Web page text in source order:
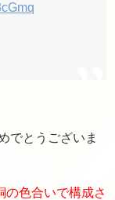
でとうございま
の色合いで構成さ